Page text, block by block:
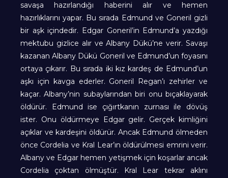
savaşa hazırlandığı haberini alır ve hemen
hazırlıklarını yapar. Bu sırada Edmund ve Goneril gizli
bir aşk içindedir. Edgar Goneril’in Edmund’a yazdığı
mektubu gizlice alır ve Albany Dükü’ne verir. Savaşı
kazanan Albany Dükü Goneril ve Edmund’un foyasını
ortaya çıkarır. Bu sırada iki kız kardeş de Edmund’un
aşkı için kavga ederler. Goneril Regan’ı zehirler ve
kaçar. Albany’nin subaylarından biri onu bıçaklayarak
öldürür. Edmund ise çığırtkanın zurnası ile dövüş
ister. Onu öldürmeye Edgar gelir. Gerçek kimliğini
açıklar ve kardeşini öldürür. Ancak Edmund ölmeden
önce Cordelia ve Kral Lear’ın öldürülmesi emrini verir.
Albany ve Edgar hemen yetişmek için koşarlar ancak
Cordelia çoktan ölmüştür. Kral Lear tekrar aklını